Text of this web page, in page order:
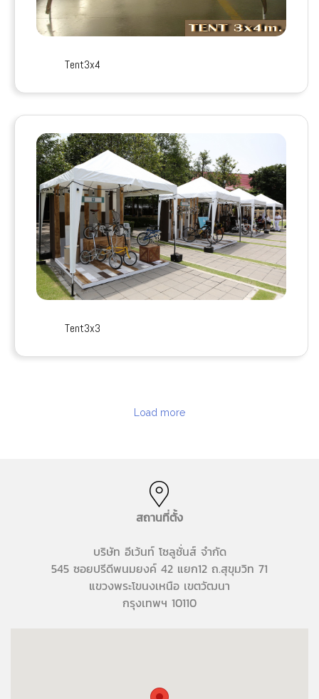
Tent3x4
Tent3x3
Load more
สถานที่ตั้ง
บริษัท อีเว้นท์ โซลูชั่นส์ จำกัด
545 ซอยปรีดีพนมยงค์ 42 แยก12 ถ.สุขุมวิท 71
แขวงพระโขนงเหนือ เขตวัฒนา
กรุงเทพฯ 10110